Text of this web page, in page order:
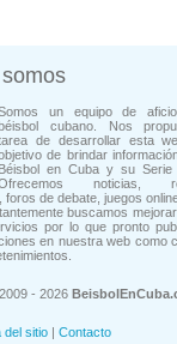
un equipo de
cubano. Nos
de desarrollar esta
de brindar
Béisbol en Cuba y su Serie
noticias,
foros de debate, juegos
buscamos
por lo que pronto
en nuestra web como
- 2026
del sitio | Contacto